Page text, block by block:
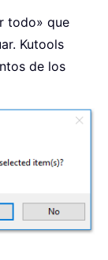
todo» que
Kutools
de los